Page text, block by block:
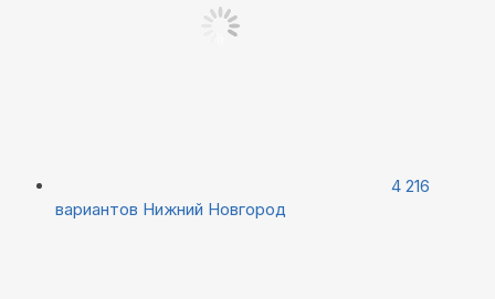
4 216
вариантов Нижний Новгород